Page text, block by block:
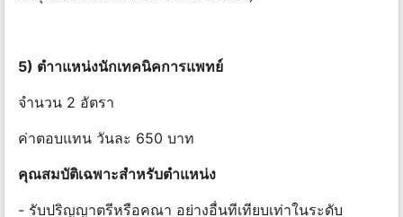
5) ตําาแหน่งนักเทคนิคการแพทย์
จํานวน 2 อัตรา
ค่าตอบแทน วันละ 650 บาท
คุณสมบัติเฉพาะสําหรับตําแหน่ง
- รับปริญญาตรีหรือคณา อย่างอื่นทีเทียบเท่าในระดับ